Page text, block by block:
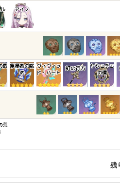
アイノ
長 祭星者の眺
め
ヴィヴィッ
ド・ハート
虹の行方
ヤシュチェ
の環
荒
残